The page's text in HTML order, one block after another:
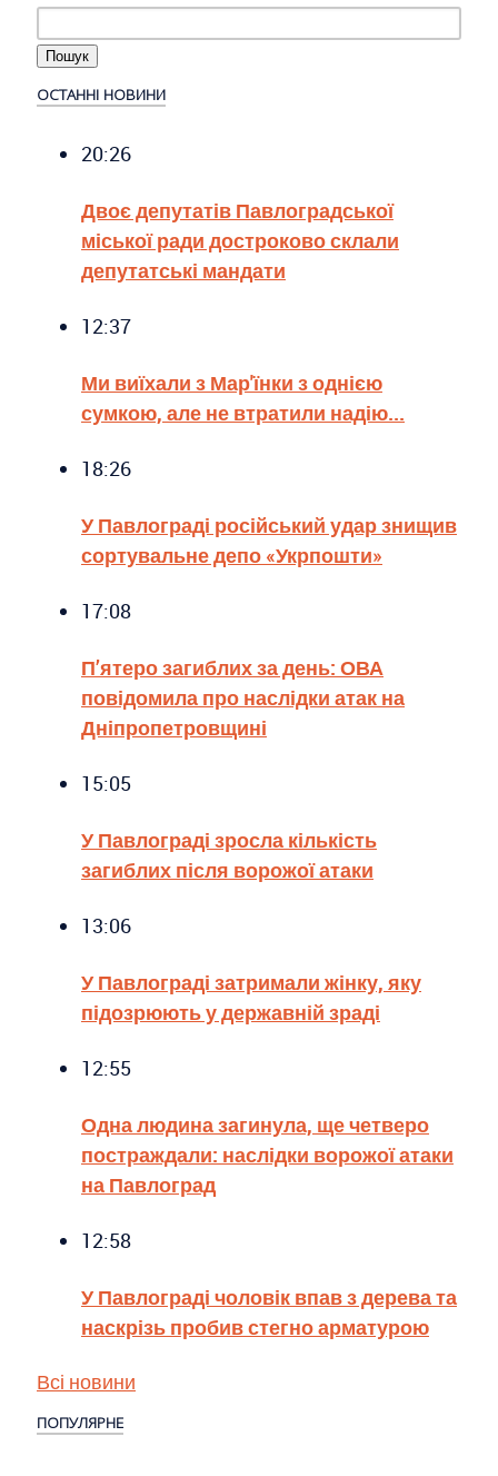
ОСТАННІ НОВИНИ
20:26
Двоє депутатів Павлоградської
міської ради достроково склали
депутатські мандати
12:37
Ми виїхали з Мар'їнки з однією
сумкою, але не втратили надію...
18:26
У Павлограді російський удар знищив
сортувальне депо «Укрпошти»
17:08
П’ятеро загиблих за день: ОВА
повідомила про наслідки атак на
Дніпропетровщині
15:05
У Павлограді зросла кількість
загиблих після ворожої атаки
13:06
У Павлограді затримали жінку, яку
підозрюють у державній зраді
12:55
Одна людина загинула, ще четверо
постраждали: наслідки ворожої атаки
на Павлоград
12:58
У Павлограді чоловік впав з дерева та
наскрізь пробив стегно арматурою
Всі новини
ПОПУЛЯРНЕ